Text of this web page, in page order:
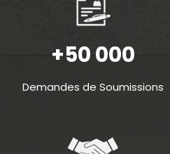
+50 000
Demandes de Soumissions